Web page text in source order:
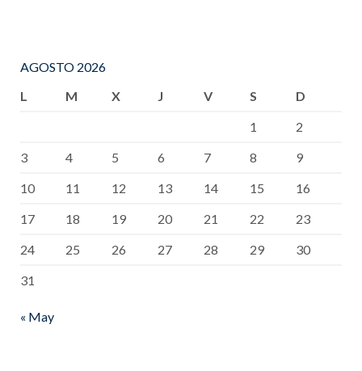
AGOSTO 2026
L
M X J V S
D
1
2
3
4 5 6 7 8
9
10
11 12 13 14 15
16
17
18 19 20 21 22
23
24
25 26 27 28 29
30
31
« May